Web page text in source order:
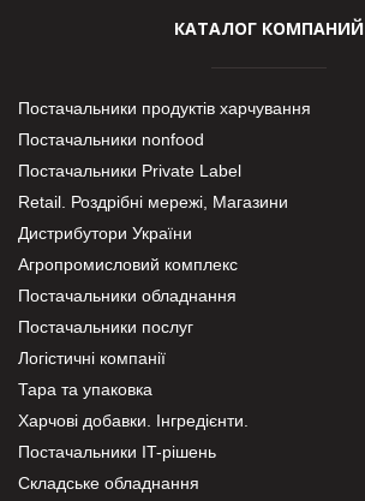
КАТАЛОГ КОМПАНИЙ
Постачальники продуктів харчування
Постачальники nonfood
Постачальники Private Label
Retail. Роздрібні мережі, Магазини
Дистрибутори України
Агропромисловий комплекс
Постачальники обладнання
Постачальники послуг
Логістичні компанії
Тара та упаковка
Харчові добавки. Інгредієнти.
Постачальники IT-рішень
Складське обладнання